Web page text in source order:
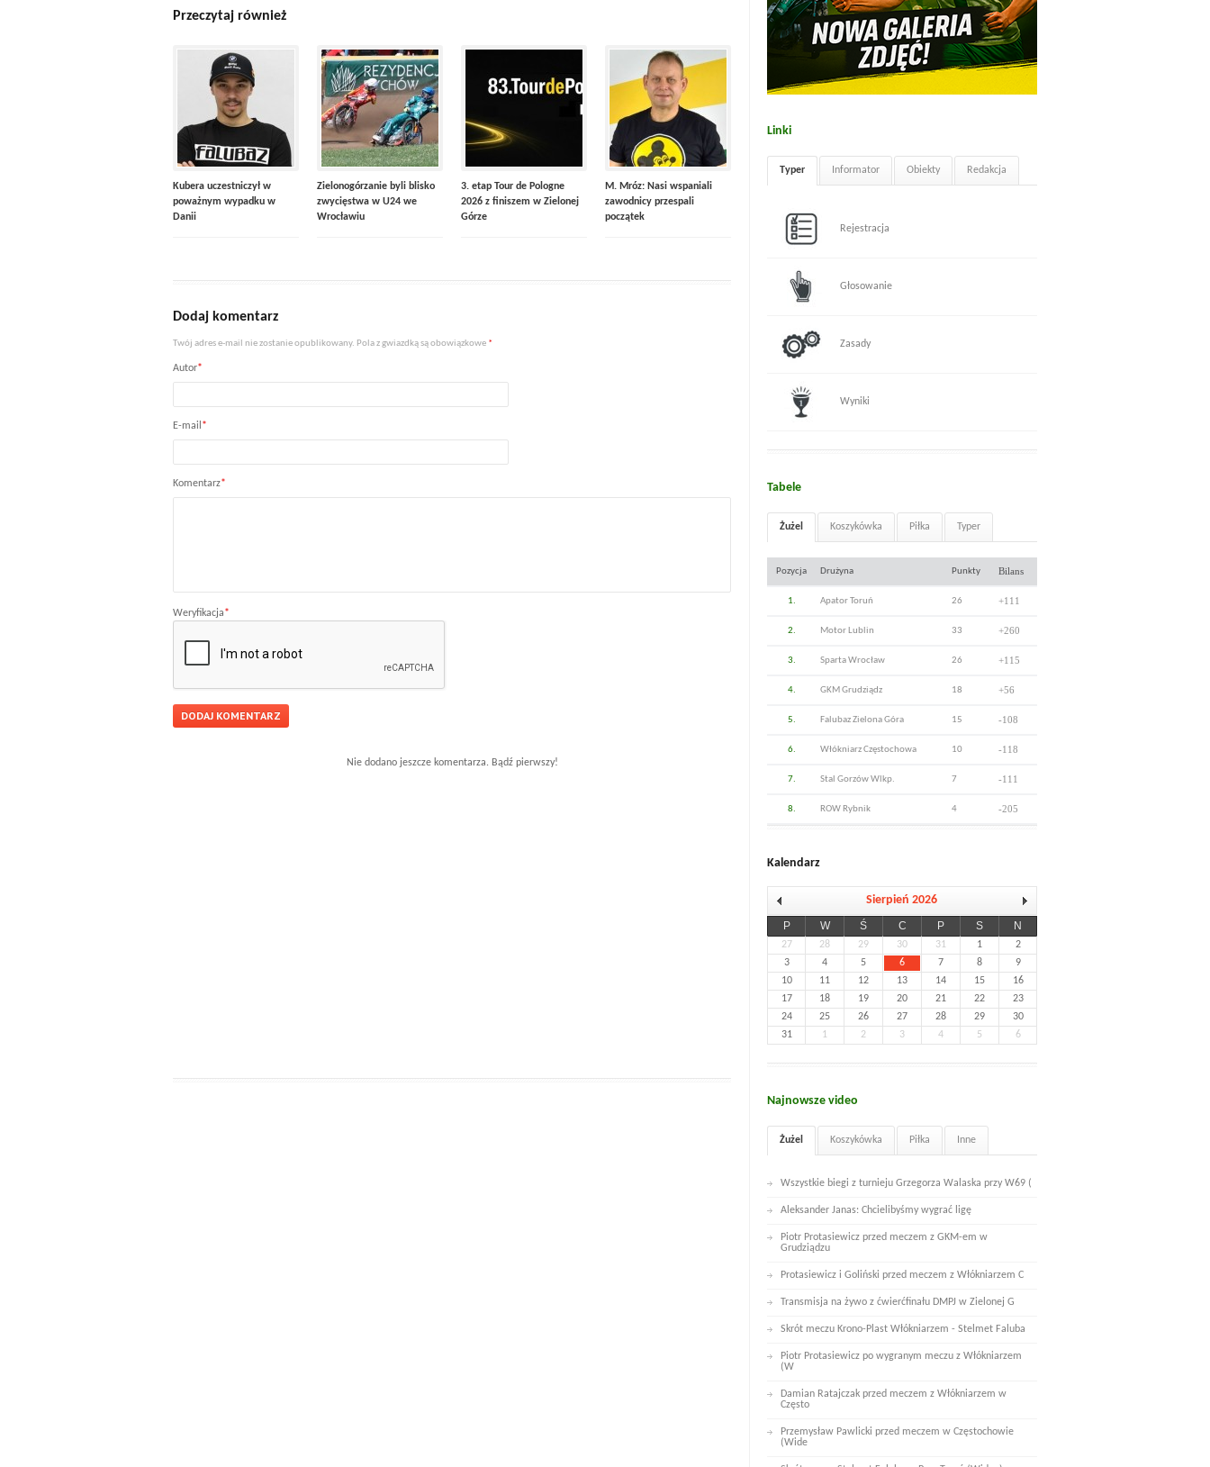
Przeczytaj również
Kubera uczestniczył w
poważnym wypadku w
Danii
Zielonogórzanie byli blisko
zwycięstwa w U24 we
Wrocławiu
3. etap Tour de Pologne
2026 z finiszem w Zielonej
Górze
M. Mróz: Nasi wspaniali
zawodnicy przespali
początek
Dodaj komentarz
Twój adres e-mail nie zostanie opublikowany. Pola z gwiazdką są obowiązkowe *
Autor*
E-mail *
Komentarz*
Weryfikacja*
Nie dodano jeszcze komentarza. Bądź pierwszy!
Linki
Typer Informator Obiekty Redakcja
Rejestracja
Głosowanie
Zasady
Wyniki
Tabele
Żużel Koszykówka Piłka Typer
Pozycja Drużyna Punkty Bilans
1. Apator Toruń 26 +111
2. Motor Lublin 33 +260
3. Sparta Wrocław 26 +115
4. GKM Grudziądz 18 +56
5. Falubaz Zielona Góra 15 -108
6. Włókniarz Częstochowa 10 -118
7. Stal Gorzów Wlkp. 7 -111
8. ROW Rybnik 4 -205
Kalendarz
Sierpień 2026
P W Ś C P S N
27 28 29 30 31 1
2
3
4 5 6 7 8
9
10
11 12 13 14 15
16
17
18 19 20 21 22
23
24
25 26 27 28 29
30
31
1 2 3 4 5 6
Najnowsze video
Żużel Koszykówka Piłka Inne
Wszystkie biegi z turnieju Grzegorza Walaska przy W69 (
Aleksander Janas: Chcielibyśmy wygrać ligę
Piotr Protasiewicz przed meczem z GKM-em w
Grudziądzu
Protasiewicz i Goliński przed meczem z Włókniarzem C
Transmisja na żywo z ćwierćfinału DMPJ w Zielonej G
Skrót meczu Krono-Plast Włókniarzem - Stelmet Faluba
Piotr Protasiewicz po wygranym meczu z Włókniarzem
(W
Damian Ratajczak przed meczem z Włókniarzem w
Często
Przemysław Pawlicki przed meczem w Częstochowie
(Wide